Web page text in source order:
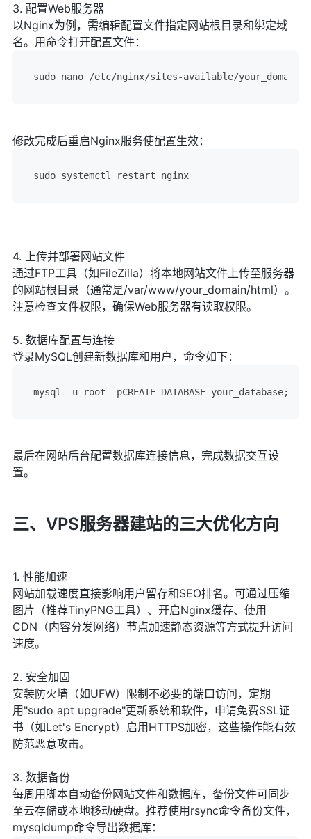
3. 配置Web服务器
以Nginx为例，需编辑配置文件指定网站根目录和绑定域
名。用命令打开配置文件：
sudo nano /etc/nginx/sites-available/your_domain
修改完成后重启Nginx服务使配置生效：
sudo systemctl restart nginx
4. 上传并部署网站文件
通过FTP工具（如FileZilla）将本地网站文件上传至服务器
的网站根目录（通常是/var/www/your_domain/html）。
注意检查文件权限，确保Web服务器有读取权限。
5. 数据库配置与连接
登录MySQL创建新数据库和用户，命令如下：
mysql -u root -pCREATE DATABASE your_database;
最后在网站后台配置数据库连接信息，完成数据交互设
置。
三、VPS服务器建站的三大优化方向
1. 性能加速
网站加载速度直接影响用户留存和SEO排名。可通过压缩
图片（推荐TinyPNG工具）、开启Nginx缓存、使用
CDN（内容分发网络）节点加速静态资源等方式提升访问
速度。
2. 安全加固
安装防火墙（如UFW）限制不必要的端口访问，定期
用"sudo apt upgrade"更新系统和软件，申请免费SSL证
书（如Let's Encrypt）启用HTTPS加密，这些操作能有效
防范恶意攻击。
3. 数据备份
每周用脚本自动备份网站文件和数据库，备份文件可同步
至云存储或本地移动硬盘。推荐使用rsync命令备份文件，
mysqldump命令导出数据库：